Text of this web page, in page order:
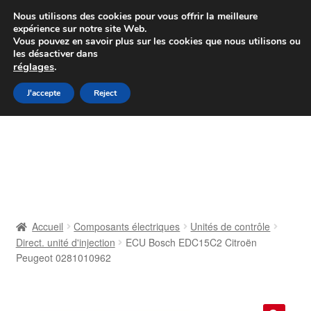
Colissimo livraison à partir de 7 EUR
Du lundi au vendredi de 9 h à 16 h
Aller
à
Aller
au
Contact
Accueil Composants électriques
Unités de contrôle
Direct. unité d'injection
ECU Bosch EDC15C2 Citroën
Peugeot 0281010962
Nous utilisons des cookies pour vous offrir la meilleure
expérience sur notre site Web.
Vous pouvez en savoir plus sur les cookies que nous utilisons ou
les désactiver dans
réglages.
J'accepte Reject